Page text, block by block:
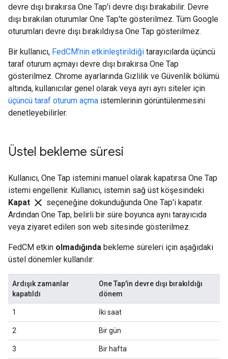
devre dışı bırakırsa One Tap'i devre dışı bırakabilir. Devre
dışı bırakılan oturumlar One Tap'te gösterilmez. Tüm Google
oturumları devre dışı bırakıldıysa One Tap gösterilmez.
Bir kullanıcı, FedCM'nin etkinleştirildiği tarayıcılarda üçüncü
taraf oturum açmayı devre dışı bırakırsa One Tap
gösterilmez. Chrome ayarlarında Gizlilik ve Güvenlik bölümü
altında, kullanıcılar genel olarak veya ayrı ayrı siteler için
üçüncü taraf oturum açma istemlerinin görüntülenmesini
denetleyebilirler.
Üstel bekleme süresi
Kullanıcı, One Tap istemini manuel olarak kapatırsa One Tap
istemi engellenir. Kullanıcı, istemin sağ üst köşesindeki
Kapat close seçeneğine dokunduğunda One Tap'i kapatır.
Ardından One Tap, belirli bir süre boyunca aynı tarayıcıda
veya ziyaret edilen son web sitesinde gösterilmez.
FedCM etkin olmadığında bekleme süreleri için aşağıdaki
üstel dönemler kullanılır:
Ardışık zamanlar
kapatıldı
One Tap'in devre dışı bırakıldığı
dönem
1 İki saat
2 Bir gün
3 Bir hafta